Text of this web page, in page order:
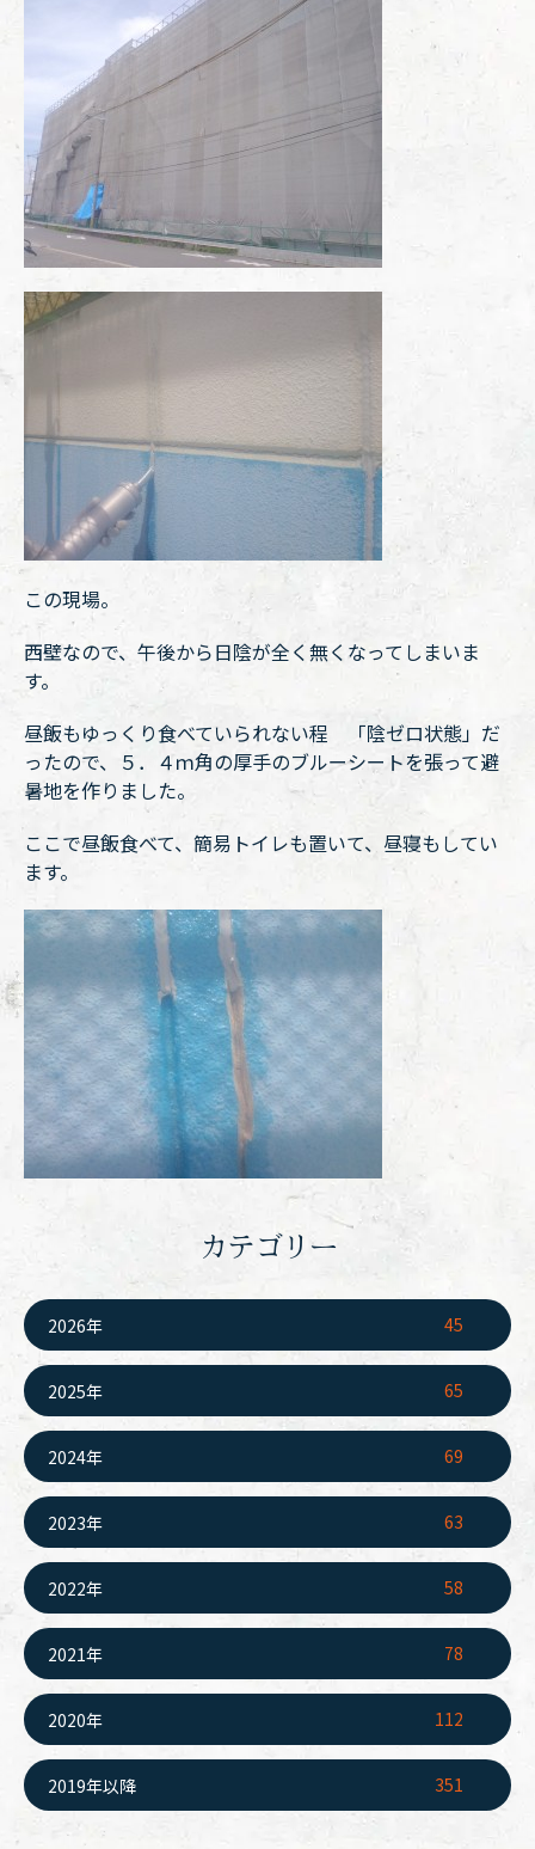
この現場。
西壁なので、午後から日陰が全く無くなってしまいま
す。
昼飯もゆっくり食べていられない程 「陰ゼロ状態」だ
ったので、５．４ｍ角の厚手のブルーシートを張って避
暑地を作りました。
ここで昼飯食べて、簡易トイレも置いて、昼寝もしてい
ます。
カテゴリー
2026年 45
2025年 65
2024年 69
2023年 63
2022年 58
2021年 78
2020年 112
2019年以降 351